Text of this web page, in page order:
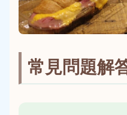
常見問題解